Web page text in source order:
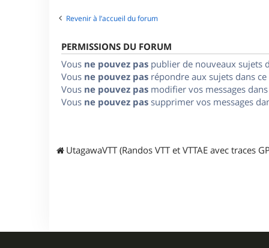
Revenir à l’accueil du forum
PERMISSIONS DU FORUM
Vous ne pouvez pas publier de nouveaux sujets
Vous ne pouvez pas répondre aux sujets dans
Vous ne pouvez pas modifier vos messages
Vous ne pouvez pas supprimer vos messages
UtagawaVTT (Randos VTT et VTTAE avec traces